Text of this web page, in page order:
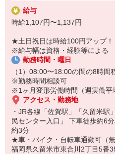
ら喜んでいただけるだろう」他職
していきます。感謝の言葉を直接
いくことができます。日勤のみで
給与
時給1,107円〜1,137円
★土日祝日は時給100円アップ！
※給与幅は資格・経験等による
勤務時間・曜日
（1）08:00〜18:00の間の8時間
※勤務時間相談可
※1ヶ月変形労働時間（週実働平
アクセス・勤務地
・JR各線「佐賀駅」「久留米
民センター入口」 下車徒歩約6
約3分
★車・バイク・自転車通勤可（無
福岡県久留米市東合川2丁目5番